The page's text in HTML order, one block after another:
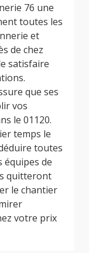
76 une
toutes les
et
de chez
satisfaire
que ses
vos
le 01120.
temps le
toutes
équipes de
quitteront
le chantier
votre prix